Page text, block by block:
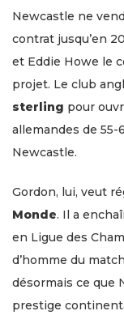
Newcastle ne
contrat jusqu’en
et Eddie Howe le
projet. Le club
sterling pour
allemandes de
Newcastle.
Gordon, lui, veut
Monde. Il a
en Ligue des
d’homme du
désormais ce que
prestige